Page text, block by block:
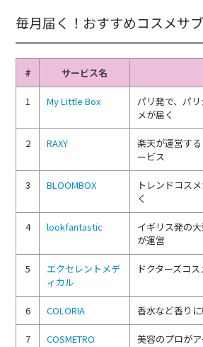
毎月届く！おすすめコスメサ
# サービス名
1 My Little Box
パリ発で、パ
メが届く
2 RAXY
楽天が運営す
ービス
3 BLOOMBOX
トレンドコス
く
4 lookfantastic
イギリス発の
が運営
5
エクセレントメデ
ィカル
ドクターズコ
6 COLORIA 香水など香り
7 COSMETRO 美容のプロが